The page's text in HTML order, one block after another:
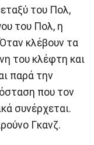
του Πολ,
του Πολ, η
κλέβουν τα
του κλέφτη και
παρά την
που τον
συνέρχεται.
Γκανζ.